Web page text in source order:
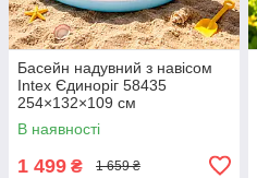
Басейн надувний з навісом
Intex Єдиноріг 58435
254×132×109 см
В наявності
1 499 ₴ 1 659 ₴